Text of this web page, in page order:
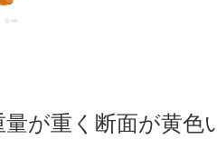
量が重く断面が黄色